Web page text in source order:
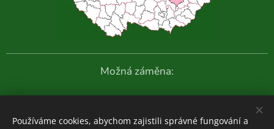
Možná záměna:
Další fotografie:
Používáme cookies, abychom zajistili správné fungování a